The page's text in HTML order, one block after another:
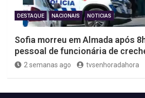
DESTAQUE NACIONAIS NOTICIAS
Sofia morreu em Almada após
pessoal de funcionária de
2 semanas ago tvsenhoradahora